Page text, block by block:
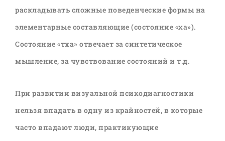
раскладывать сложные поведенческие формы на
элементарные составляющие (состояние «ха»).
Состояние «тха» отвечает за синтетическое
мышление, за чувствование состояний и т.д.
При развитии визуальной психодиагностики
нельзя впадать в одну из крайностей, в которые
часто впадают люди, практикующие